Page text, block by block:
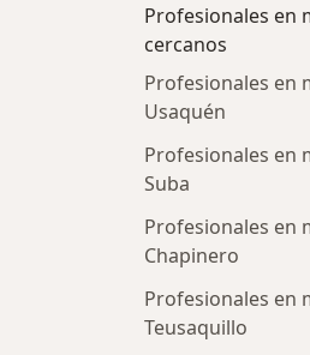
Profesionales en
cercanos
Profesionales en
Usaquén
Profesionales en
Suba
Profesionales en
Chapinero
Profesionales en
Teusaquillo